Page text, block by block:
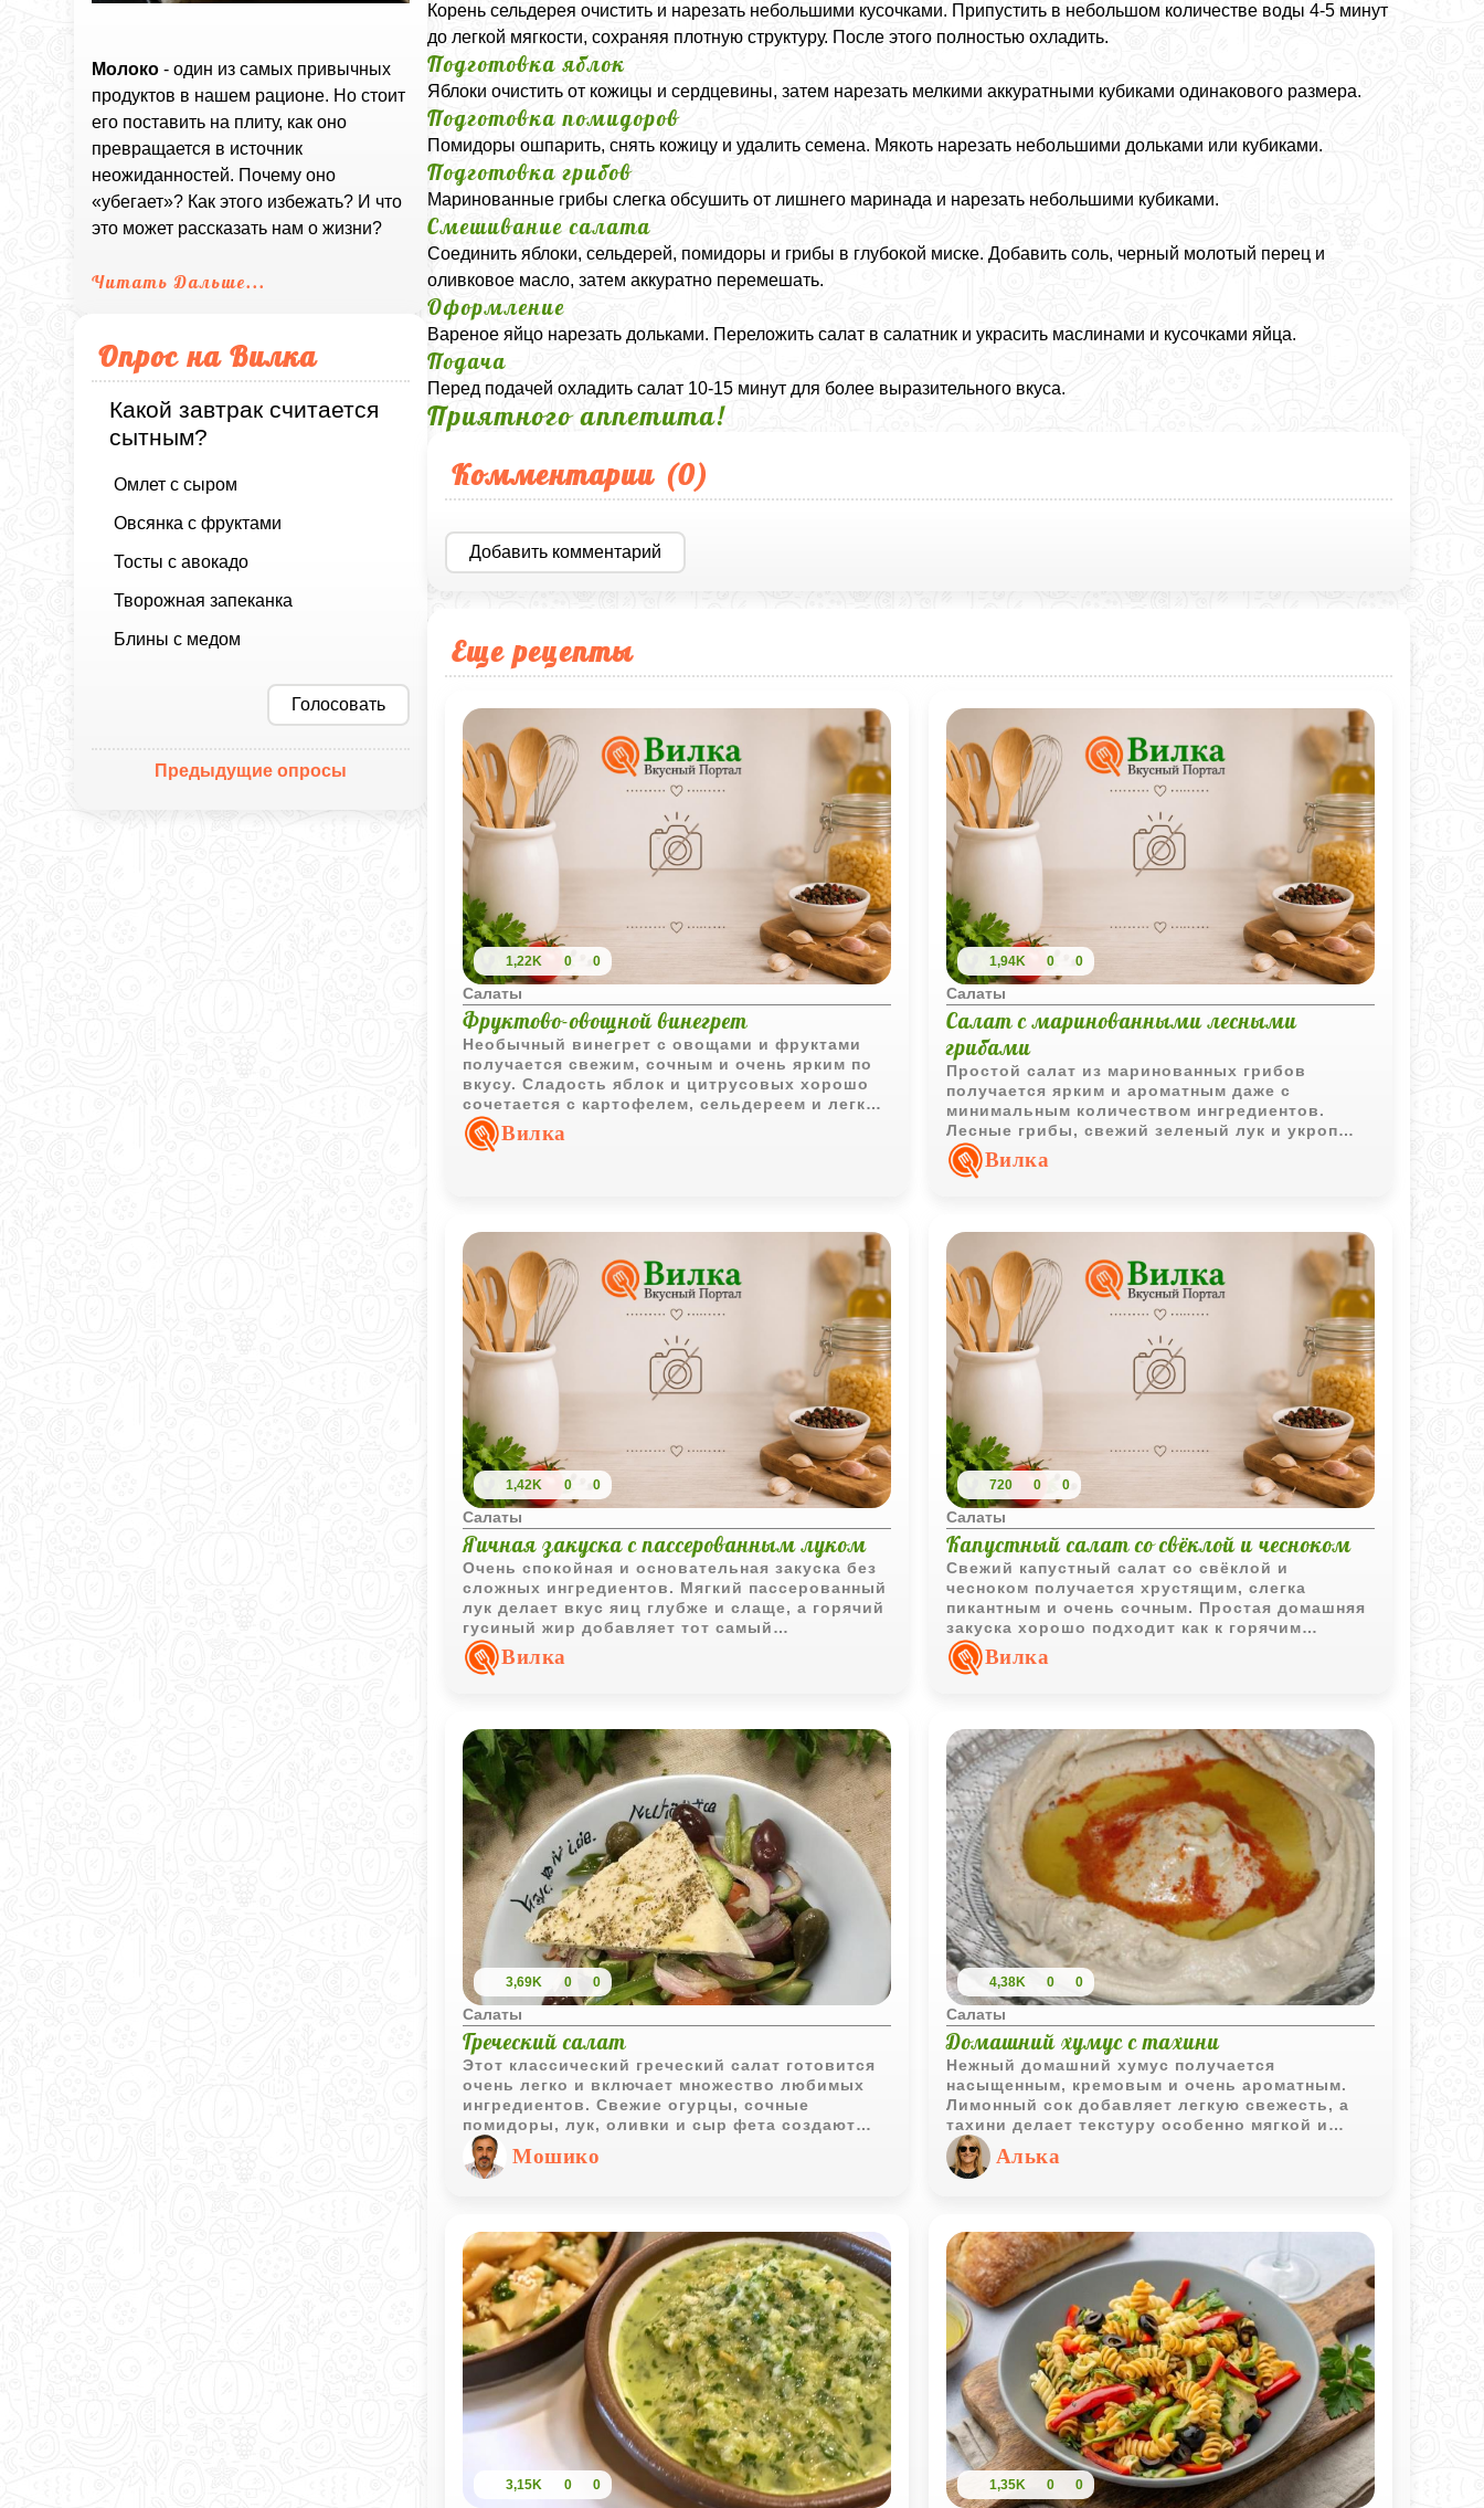
Молоко - один из самых привычных
продуктов в нашем рационе. Но стоит
его поставить на плиту, как оно
превращается в источник
неожиданностей. Почему оно
«убегает»? Как этого избежать? И что
это может рассказать нам о жизни?
Читать Дальше...
Опрос на Вилка
Какой завтрак считается
сытным?
Омлет с сыром
Овсянка с фруктами
Тосты с авокадо
Творожная запеканка
Блины с медом
Голосовать
Предыдущие опросы
Корень сельдерея очистить и нарезать небольшими кусочками. Припустить в небольшом количестве воды 4-5 минут
до легкой мягкости, сохраняя плотную структуру. После этого полностью охладить.
Подготовка яблок
Яблоки очистить от кожицы и сердцевины, затем нарезать мелкими аккуратными кубиками одинакового размера.
Подготовка помидоров
Помидоры ошпарить, снять кожицу и удалить семена. Мякоть нарезать небольшими дольками или кубиками.
Подготовка грибов
Маринованные грибы слегка обсушить от лишнего маринада и нарезать небольшими кубиками.
Смешивание салата
Соединить яблоки, сельдерей, помидоры и грибы в глубокой миске. Добавить соль, черный молотый перец и
оливковое масло, затем аккуратно перемешать.
Оформление
Вареное яйцо нарезать дольками. Переложить салат в салатник и украсить маслинами и кусочками яйца.
Подача
Перед подачей охладить салат 10-15 минут для более выразительного вкуса.
Приятного аппетита!
Комментарии (0)
Добавить комментарий
Еще рецепты
1,22K 0 0
Салаты
Фруктово-овощной винегрет
Необычный винегрет с овощами и фруктами
получается свежим, сочным и очень ярким по
вкусу. Сладость яблок и цитрусовых хорошо
сочетается с картофелем, сельдереем и легкой
майонезной заправкой.
Вилка
1,94K 0 0
Салаты
Салат с маринованными лесными
грибами
Простой салат из маринованных грибов
получается ярким и ароматным даже с
минимальным количеством ингредиентов.
Лесные грибы, свежий зеленый лук и укроп
отлично сочетаются с растительным маслом,
создавая легкую закуску для повседневного
Вилка
1,42K 0 0
Салаты
Яичная закуска с пассерованным луком
Очень спокойная и основательная закуска без
сложных ингредиентов. Мягкий пассерованный
лук делает вкус яиц глубже и слаще, а горячий
гусиный жир добавляет тот самый
насыщенный домашний аромат.
Вилка
720 0 0
Салаты
Капустный салат со свёклой и чесноком
Свежий капустный салат со свёклой и
чесноком получается хрустящим, слегка
пикантным и очень сочным. Простая домашняя
закуска хорошо подходит как к горячим
блюдам, так и для легкого перекуса.
Вилка
3,69K 0 0
Салаты
Греческий салат
Этот классический греческий салат готовится
очень легко и включает множество любимых
ингредиентов. Свежие огурцы, сочные
помидоры, лук, оливки и сыр фета создают
гармоничное сочетание, превращая его в
настоящее кулинарное наслаждение. Этот
греческий салат прекрасно дополнит любое
Мошико
4,38K 0 0
Салаты
Домашний хумус с тахини
Нежный домашний хумус получается
насыщенным, кремовым и очень ароматным.
Лимонный сок добавляет легкую свежесть, а
тахини делает текстуру особенно мягкой и
бархатистой.
Алька
3,15K 0 0 1,35K 0 0